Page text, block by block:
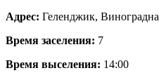
Адрес: Геленджик,
Время заселения: 7
Время выселения: 14:00